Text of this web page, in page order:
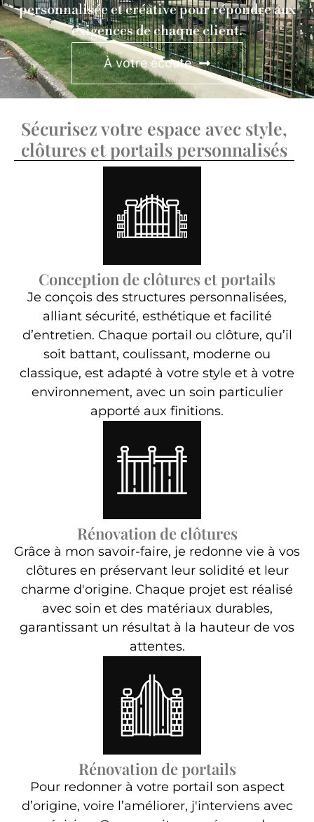
personnalisée et créative pour répondre aux
exigences de chaque client.
À votre écoute
Sécurisez votre espace avec style,
clôtures et portails personnalisés
Conception de clôtures et portails
Je conçois des structures personnalisées,
alliant sécurité, esthétique et facilité
d’entretien. Chaque portail ou clôture, qu’il
soit battant, coulissant, moderne ou
classique, est adapté à votre style et à votre
environnement, avec un soin particulier
apporté aux finitions.
Rénovation de clôtures
Grâce à mon savoir-faire, je redonne vie à vos
clôtures en préservant leur solidité et leur
charme d'origine. Chaque projet est réalisé
avec soin et des matériaux durables,
garantissant un résultat à la hauteur de vos
attentes.
Rénovation de portails
Pour redonner à votre portail son aspect
d’origine, voire l’améliorer, j'interviens avec